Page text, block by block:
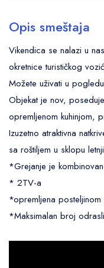
Opis smeštaja
Vikendica se nalazi u
okretnice turističkog
Možete uživati u
Objekat je nov,
opremljenom kuhinjom,
Izuzetno atraktivna
sa roštiljem u sklopu
*Grejanje je
* 2TV-a
*opremljena posteljinom
*Maksimalan broj